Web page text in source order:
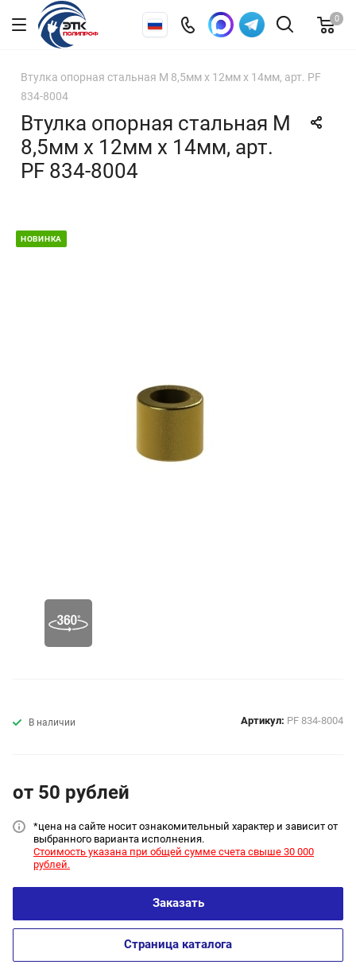
0
Втулка опорная стальная М 8,5мм х 12мм х 14мм, арт. PF
834-8004
Втулка опорная стальная М
8,5мм х 12мм х 14мм, арт.
PF 834-8004
НОВИНКА
В наличии Артикул: PF 834-8004
от 50 рублей
*цена на сайте носит ознакомительный характер и зависит от
выбранного варианта исполнения.
Стоимость указана при общей сумме счета свыше 30 000
рублей.
Заказать
Страница каталога